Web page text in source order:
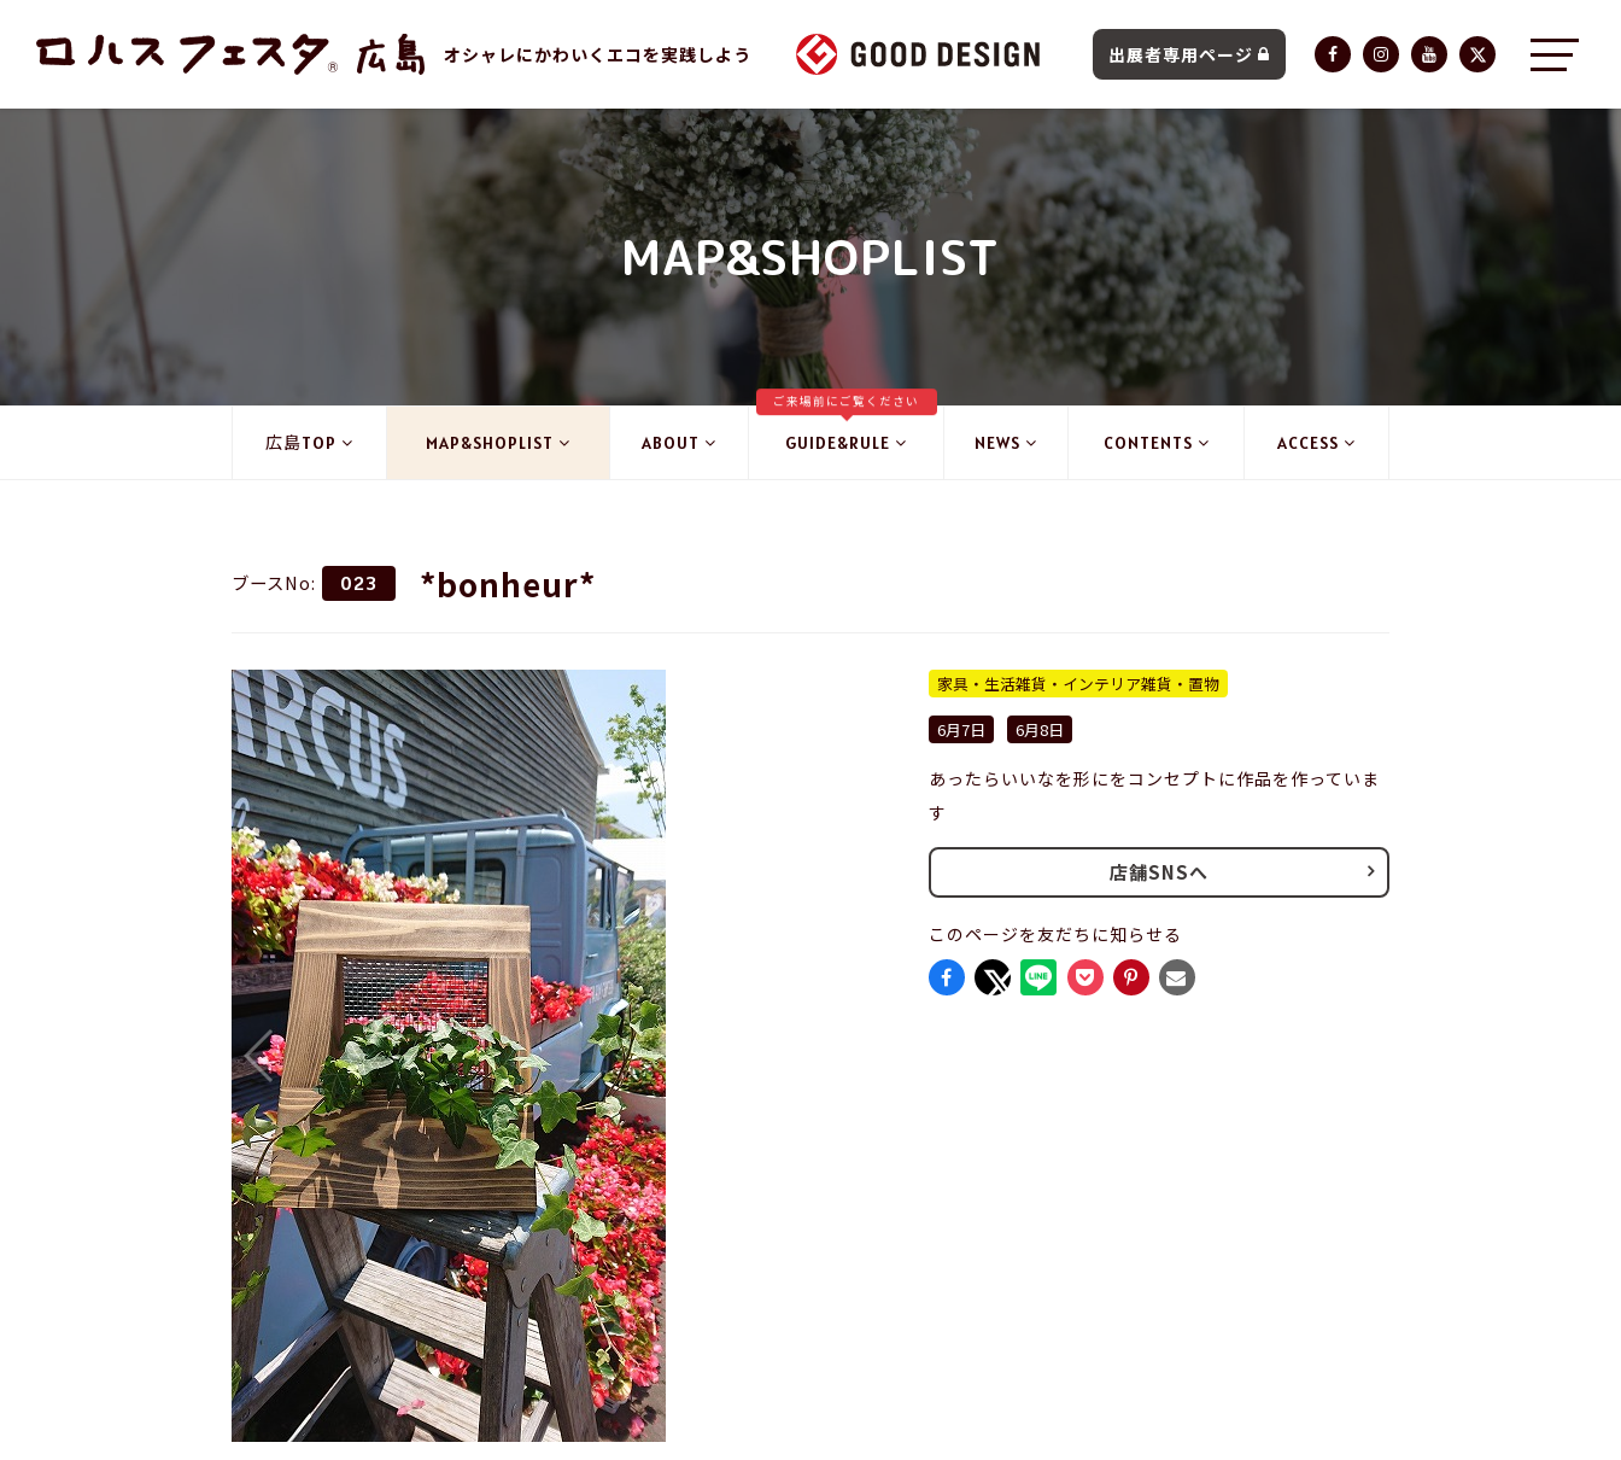
オシャレにかわいくエコを実践しよう 出展者専用ページ
MAP&SHOPLIST
広島TOP MAP&SHOPLIST ABOUT GUIDE&RULE
ご来場前にご覧ください
NEWS CONTENTS ACCESS
ブースNo: 023 *bonheur*
家具・生活雑貨・インテリア雑貨・置物
6月7日
6月8日
あったらいいなを形にをコンセプトに作品を作っていま
す
店舗SNSへ
このページを友だちに知らせる